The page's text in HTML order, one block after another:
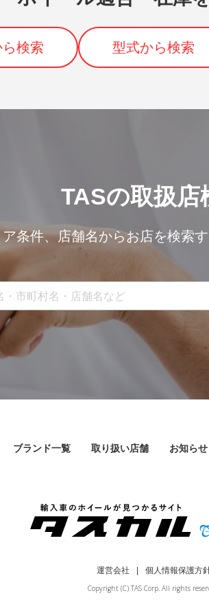
検索 型式から検索
TASの取扱店
条件、店舗名からお店を検索
ブランド一覧 取り扱い店舗 お知らせ
運営会社
個人情報保護方
Copyright (C) TAS Corp. All rights